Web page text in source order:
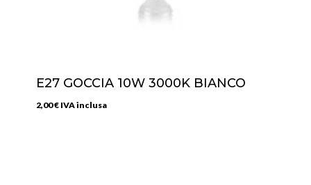
E27 GOCCIA 10W 3000K BIANCO
2,00€ IVA inclusa